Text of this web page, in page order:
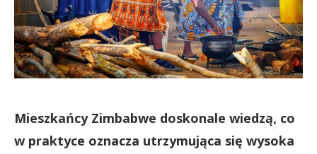
Mieszkańcy Zimbabwe doskonale wiedzą, co
w praktyce oznacza utrzymująca się wysoka